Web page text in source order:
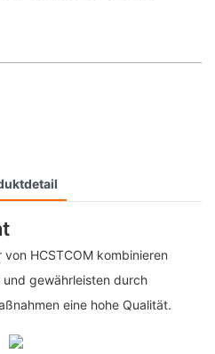
HCSTCOM kombinieren
gewährleisten durch
eine hohe Qualität.